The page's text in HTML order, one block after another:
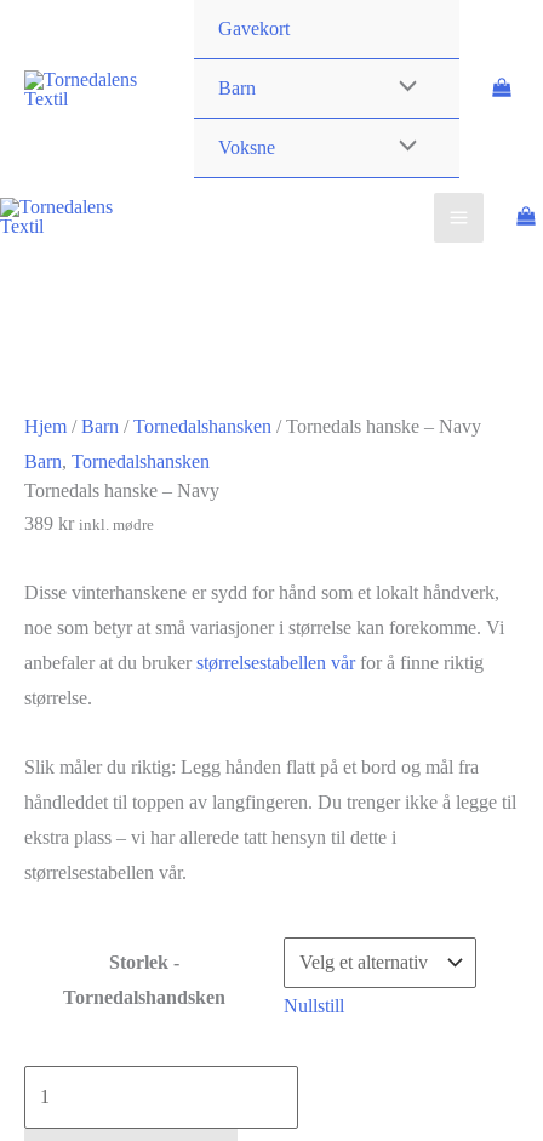
Gavekort
Barn
Voksne
Hjem /Barn /Tornedalshansken / Tornedals hanske – Navy
Barn, Tornedalshansken
Tornedals hanske – Navy
389 kr inkl. mødre
Disse vinterhanskene er sydd for hånd som et lokalt håndverk,
noe som betyr at små variasjoner i størrelse kan forekomme. Vi
anbefaler at du bruker størrelsestabellen vårfor å finne riktig
størrelse.
Slik måler du riktig: Legg hånden flatt på et bord og mål fra
håndleddet til toppen av langfingeren. Du trenger ikke å legge til
ekstra plass – vi har allerede tatt hensyn til dette i
størrelsestabellen vår.
Storlek -
Tornedalshandsken
Nullstill